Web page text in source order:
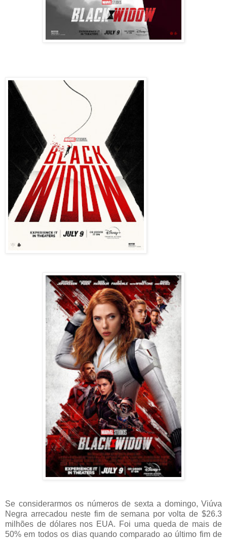
Se considerarmos os números de sexta a domingo, Viúva
Negra arrecadou neste fim de semana por volta de $26.3
milhões de dólares nos EUA. Foi uma queda de mais de
50% em todos os dias quando comparado ao último fim de